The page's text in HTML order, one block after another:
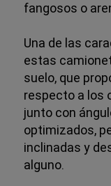
fangosos o
Una de las
estas
suelo, que
respecto a los
junto con
optimizados,
inclinadas y
alguno.